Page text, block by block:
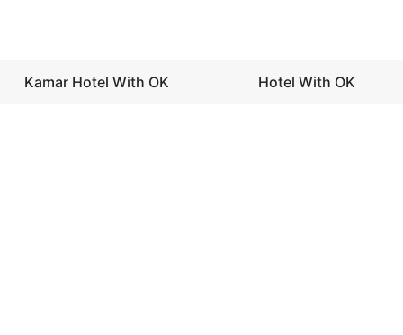
Kamar Hotel With OK Hotel With OK